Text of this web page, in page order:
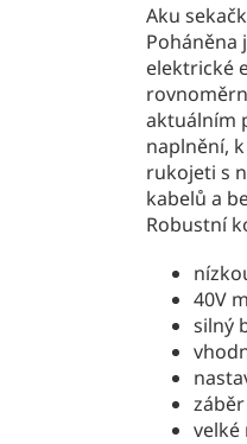
Aku
Poháněna
elektrické
aktuálním
naplnění,
rukojeti s
kabelů a
Robustní
40V
silný